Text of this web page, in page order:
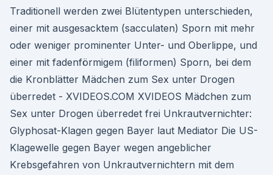
Traditionell werden zwei Blütentypen unterschieden,
einer mit ausgesacktem (sacculaten) Sporn mit mehr
oder weniger prominenter Unter- und Oberlippe, und
einer mit fadenförmigem (filiformen) Sporn, bei dem
die Kronblätter Mädchen zum Sex unter Drogen
überredet - XVIDEOS.COM XVIDEOS Mädchen zum
Sex unter Drogen überredet frei Unkrautvernichter:
Glyphosat-Klagen gegen Bayer laut Mediator Die US-
Klagewelle gegen Bayer wegen angeblicher
Krebsgefahren von Unkrautvernichtern mit dem